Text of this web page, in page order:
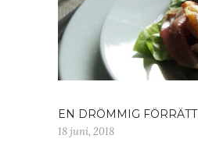
EN DRÖMMIG FÖRRÄTT
18 juni, 2018